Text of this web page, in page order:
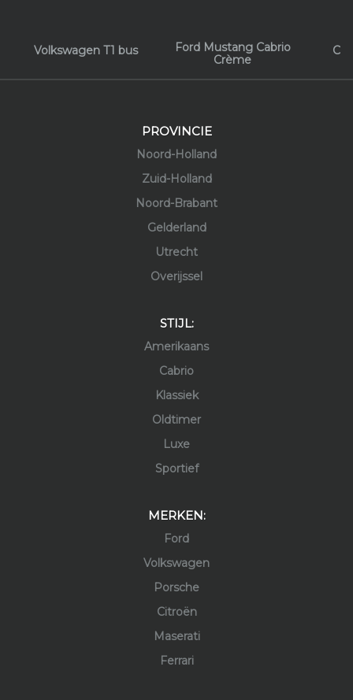
Volkswagen T1 bus
Ford Mustang Cabrio
Crème
PROVINCIE
Noord-Holland
Zuid-Holland
Noord-Brabant
Gelderland
Utrecht
Overijssel
STIJL:
Amerikaans
Cabrio
Klassiek
Oldtimer
Luxe
Sportief
MERKEN:
Ford
Volkswagen
Porsche
Citroën
Maserati
Ferrari